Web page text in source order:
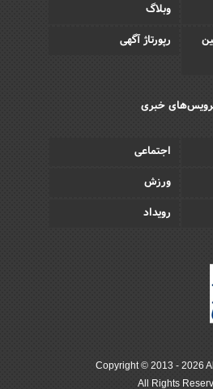
وبلاگ
رپورتاژ آگهی
خبری
اجتماعی
ورزش
رویداد
Copyright © 2013 - 2026
All Rights